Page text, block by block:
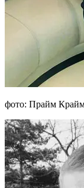
фото: Прайм